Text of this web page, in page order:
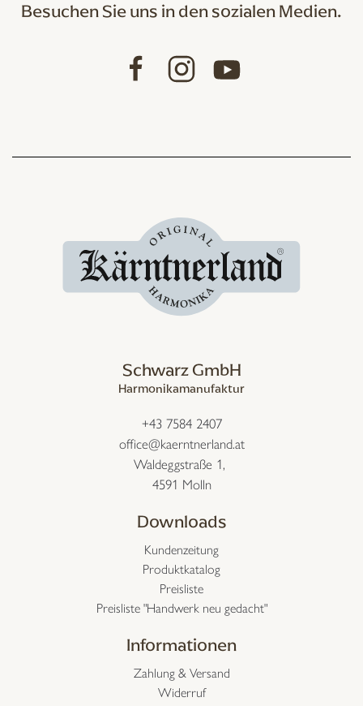
Besuchen Sie uns in den sozialen Medien.
Schwarz GmbH
Harmonikamanufaktur
+43 7584 2407
office@kaerntnerland.at
Waldeggstraße 1,
4591 Molln
Downloads
Kundenzeitung
Produktkatalog
Preisliste
Preisliste "Handwerk neu gedacht"
Informationen
Zahlung & Versand
Widerruf